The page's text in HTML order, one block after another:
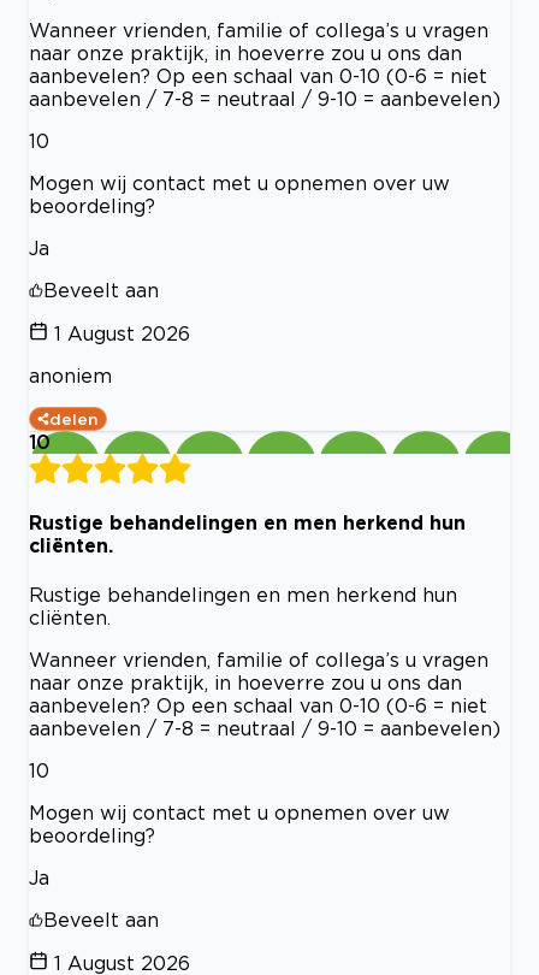
Wanneer vrienden, familie of collega’s u vragen
naar onze praktijk, in hoeverre zou u ons dan
aanbevelen? Op een schaal van 0-10 (0-6 = niet
aanbevelen / 7-8 = neutraal / 9-10 = aanbevelen)
10
Mogen wij contact met u opnemen over uw
beoordeling?
Ja
Beveelt aan
1 August 2026
anoniem
delen
10
Rustige behandelingen en men herkend hun
cliënten.
Rustige behandelingen en men herkend hun
cliënten.
Wanneer vrienden, familie of collega’s u vragen
naar onze praktijk, in hoeverre zou u ons dan
aanbevelen? Op een schaal van 0-10 (0-6 = niet
aanbevelen / 7-8 = neutraal / 9-10 = aanbevelen)
10
Mogen wij contact met u opnemen over uw
beoordeling?
Ja
Beveelt aan
1 August 2026